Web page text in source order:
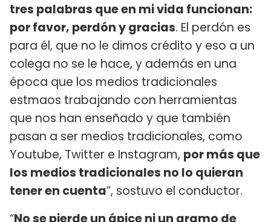
tres palabras que en mi vida funcionan:
por favor, perdón y gracias. El perdón es
para él, que no le dimos crédito y eso a un
colega no se le hace, y además en una
época que los medios tradicionales
estmaos trabajando con herramientas
que nos han enseñado y que también
pasan a ser medios tradicionales, como
Youtube, Twitter e Instagram, por más que
los medios tradicionales no lo quieran
tener en cuenta”, sostuvo el conductor.
“No se pierde un ápice ni un gramo de